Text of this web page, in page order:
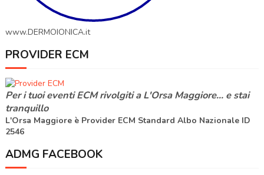
www.DERMOIONICA.it
PROVIDER ECM
Per i tuoi eventi ECM rivolgiti aL'Orsa Maggiore... e stai
tranquillo
L'Orsa Maggiore è Provider ECM Standard Albo Nazionale ID
2546
ADMG FACEBOOK